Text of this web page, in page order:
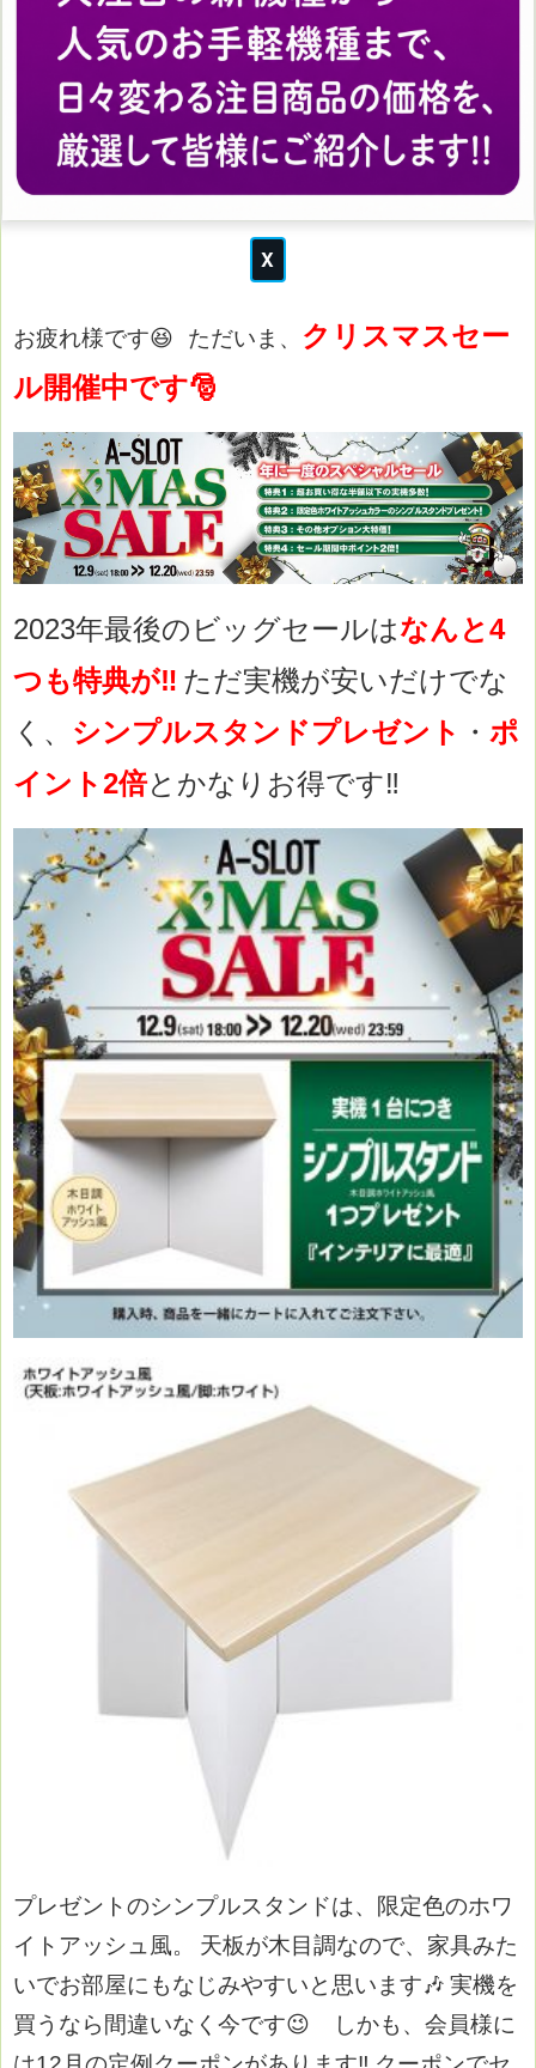
お疲れ様です😆 ただいま、 クリスマスセー
ル開催中です🎅
2023年最後のビッグセールはなんと4
つも特典が‼ ただ実機が安いだけでな
く、 シンプルスタンドプレゼント ・ ポ
イント2倍とかなりお得です‼
プレゼントのシンプルスタンドは、限定色のホワ
イトアッシュ風。
天板が木目調なので、家具みた
いでお部屋にもなじみやすいと思います🎶 実機を
買うなら間違いなく今です😉
しかも、会員様に